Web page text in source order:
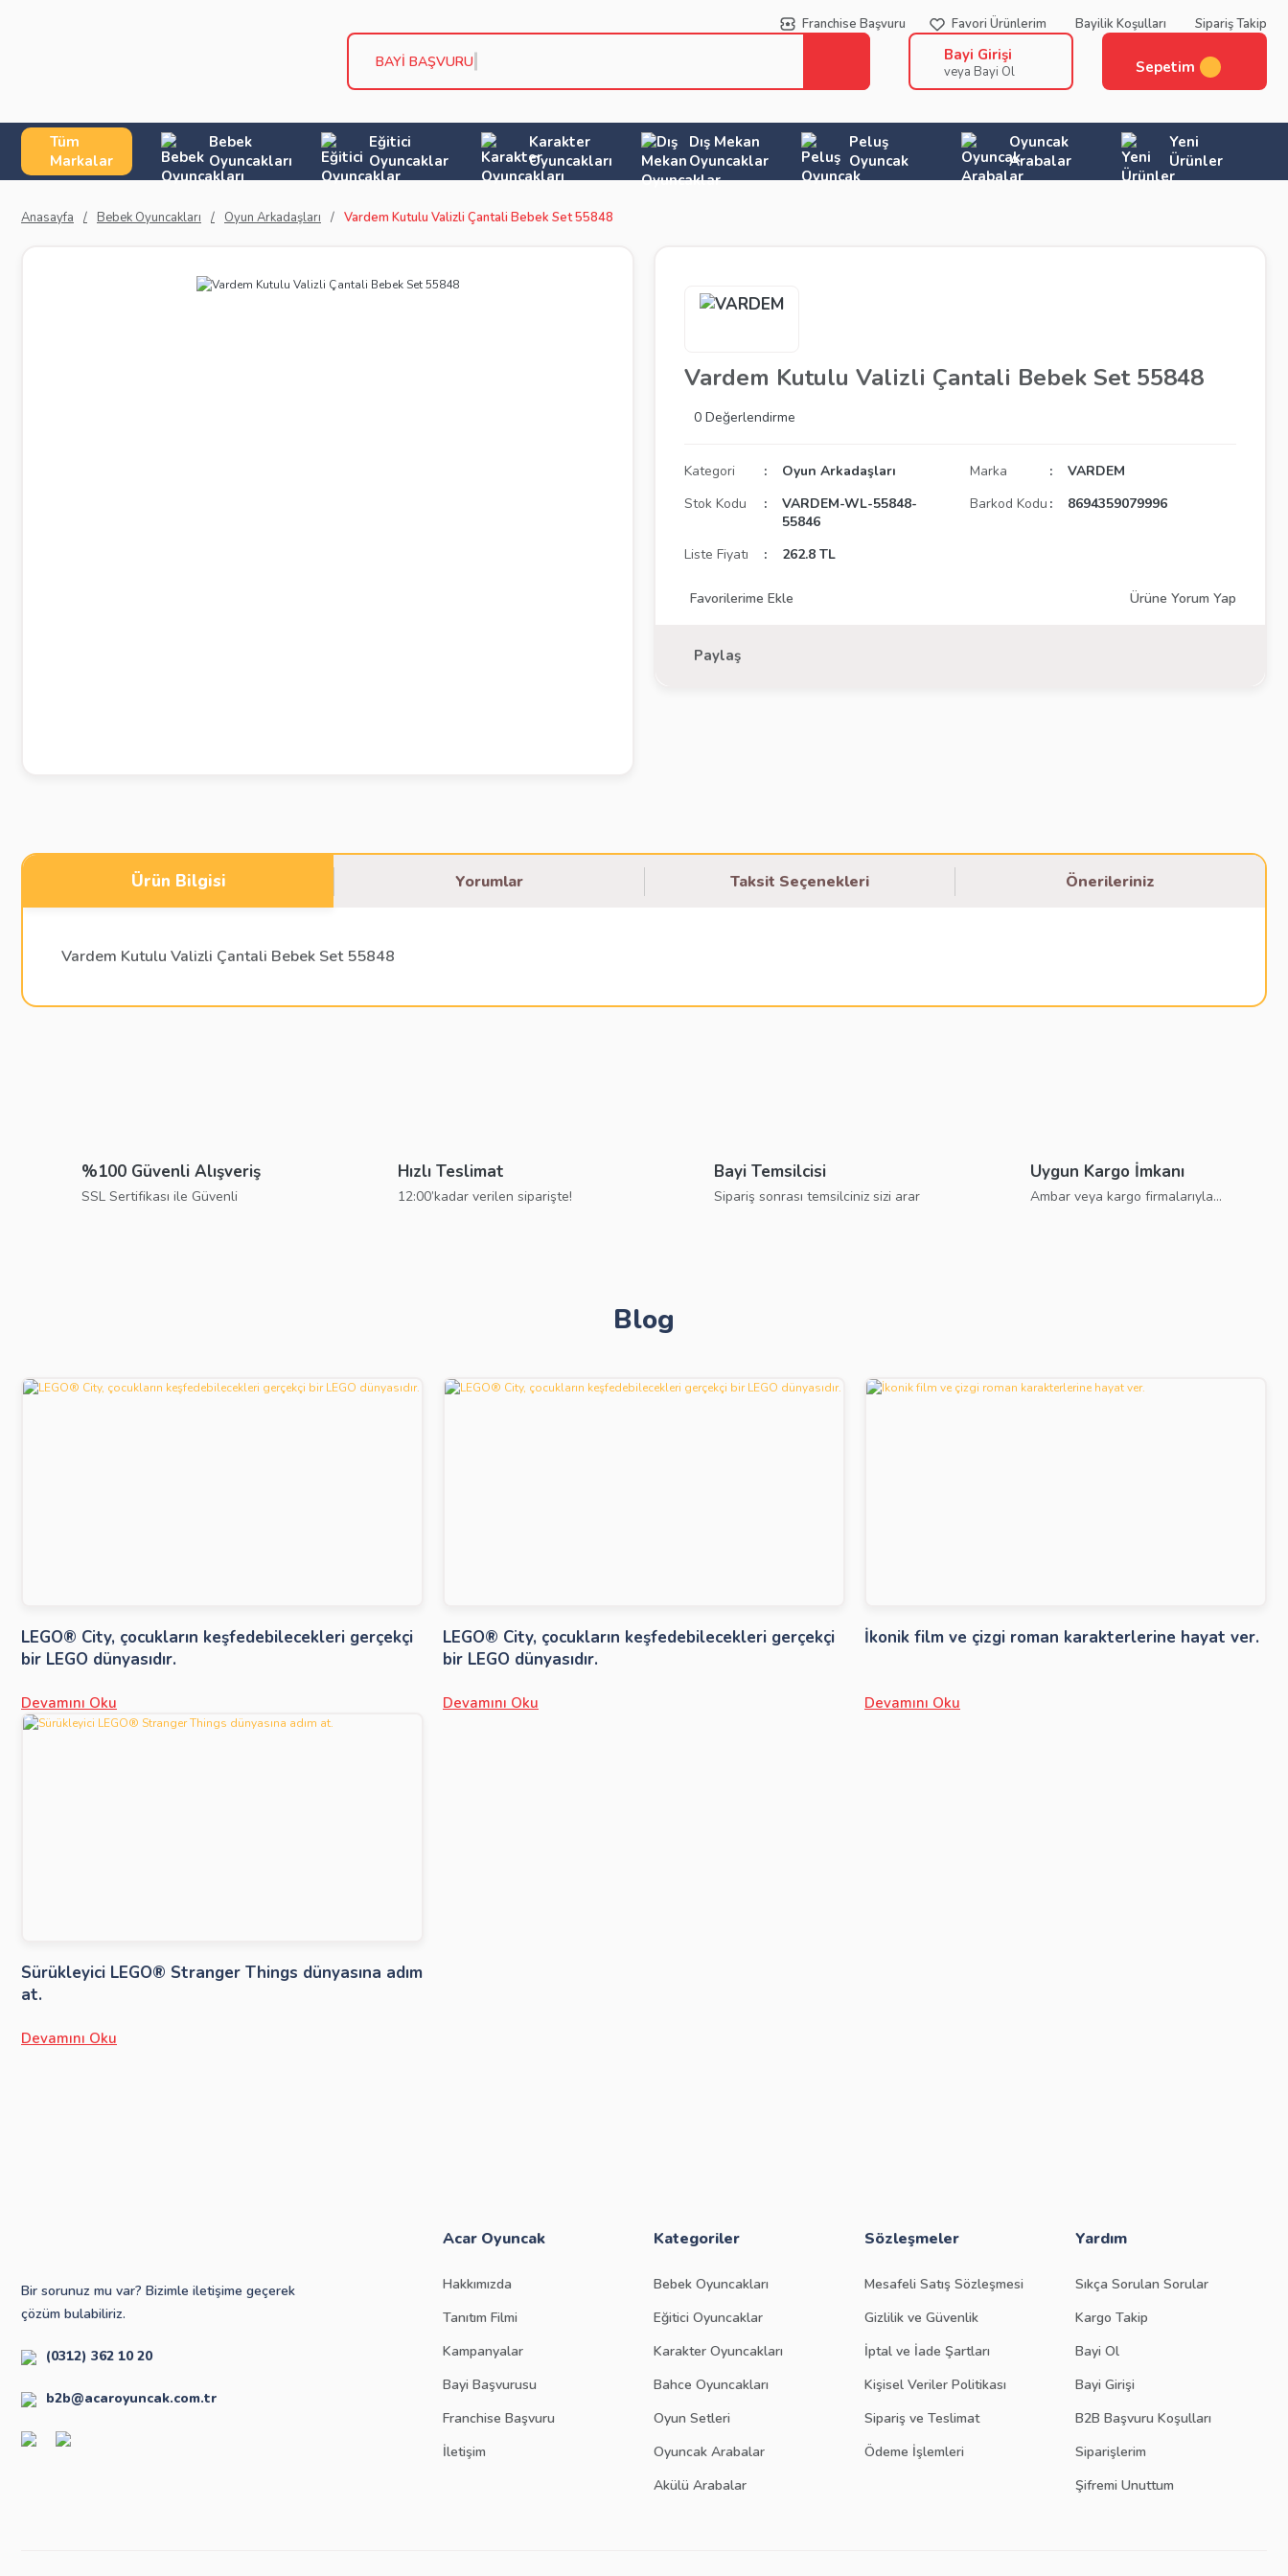
Franchise Başvuru Favori Ürünlerim Bayilik Koşulları Sipariş Takip
BAYİ BAŞVURU KOŞ Bayi Girişi
veya Bayi Ol Sepetim
Tüm
Markalar
Bebek
Oyuncakları
Eğitici
Oyuncaklar
Karakter
Oyuncakları
Dış Mekan
Oyuncaklar
Peluş
Oyuncak
Oyuncak
Arabalar
Yeni
Ürünler
Anasayfa Bebek Oyuncakları Oyun Arkadaşları Vardem Kutulu Valizli Çantali Bebek Set 55848
Vardem Kutulu Valizli Çantali Bebek Set 55848
0 Değerlendirme
Kategori Oyun Arkadaşları Marka
VARDEM
Stok Kodu
VARDEM-WL-55848-
55846
Barkod Kodu 8694359079996
Liste Fiyatı 262.8 TL
Ürüne Yorum Yap
Paylaş
Ürün Bilgisi Yorumlar Taksit Seçenekleri Önerileriniz
Vardem Kutulu Valizli Çantali Bebek Set 55848
Ürün bilgilerinde hatalar bulunuyor.
%100 Güvenli Alışveriş
SSL Sertifikası ile Güvenli
Hızlı Teslimat
12:00’kadar verilen siparişte!
Bayi Temsilcisi
Sipariş sonrası temsilciniz sizi arar
Uygun Kargo İmkanı
Ambar veya kargo firmalarıyla...
Blog
LEGO® City, çocukların keşfedebilecekleri gerçekçi
bir LEGO dünyasıdır.
Devamını Oku
LEGO® City, çocukların keşfedebilecekleri gerçekçi
bir LEGO dünyasıdır.
Devamını Oku
İkonik film ve çizgi roman karakterlerine hayat ver.
Devamını Oku
Sürükleyici LEGO® Stranger Things dünyasına adım
at.
Devamını Oku
Bir sorunuz mu var? Bizimle iletişime geçerek
çözüm bulabiliriz.
(0312) 362 10 20
b2b@acaroyuncak.com.tr
Acar Oyuncak
Hakkımızda
Tanıtım Filmi
Kampanyalar
Bayi Başvurusu
Franchise Başvuru
İletişim
Kategoriler
Bebek Oyuncakları
Eğitici Oyuncaklar
Karakter Oyuncakları
Bahce Oyuncakları
Oyun Setleri
Oyuncak Arabalar
Akülü Arabalar
Sözleşmeler
Mesafeli Satış Sözleşmesi
Gizlilik ve Güvenlik
İptal ve İade Şartları
Kişisel Veriler Politikası
Sipariş ve Teslimat
Ödeme İşlemleri
Yardım
Sıkça Sorulan Sorular
Kargo Takip
Bayi Ol
Bayi Girişi
B2B Başvuru Koşulları
Siparişlerim
Şifremi Unuttum